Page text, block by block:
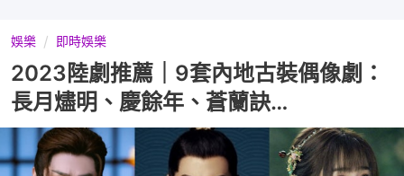
娛樂 即時娛樂
2023陸劇推薦｜9套內地古裝偶像劇：
長月燼明、慶餘年、蒼蘭訣…